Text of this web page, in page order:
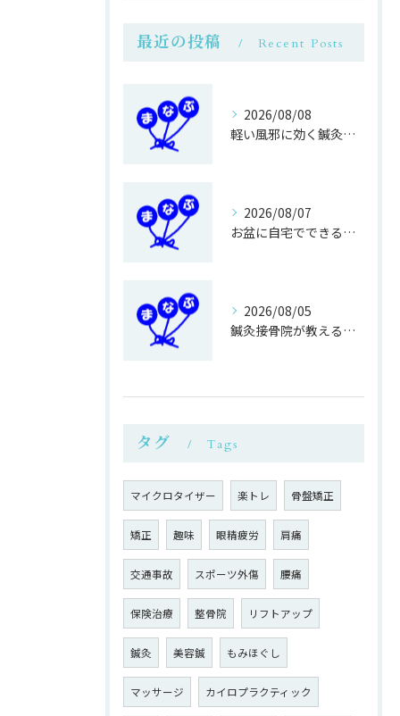
最近の投稿 Recent Posts
2026/08/08
軽い風邪に効く鍼灸接骨院のマッサージ効果
2026/08/07
お盆に自宅でできる鍼灸接骨の過ごし方
2026/08/05
鍼灸接骨院が教える簡単運動不足対策
タグ Tags
マイクロタイザー 楽トレ 骨盤矯正
矯正 趣味 眼精疲労 肩痛
交通事故 スポーツ外傷 腰痛
保険治療 整骨院 リフトアップ
鍼灸 美容鍼 もみほぐし
マッサージ カイロプラクティック